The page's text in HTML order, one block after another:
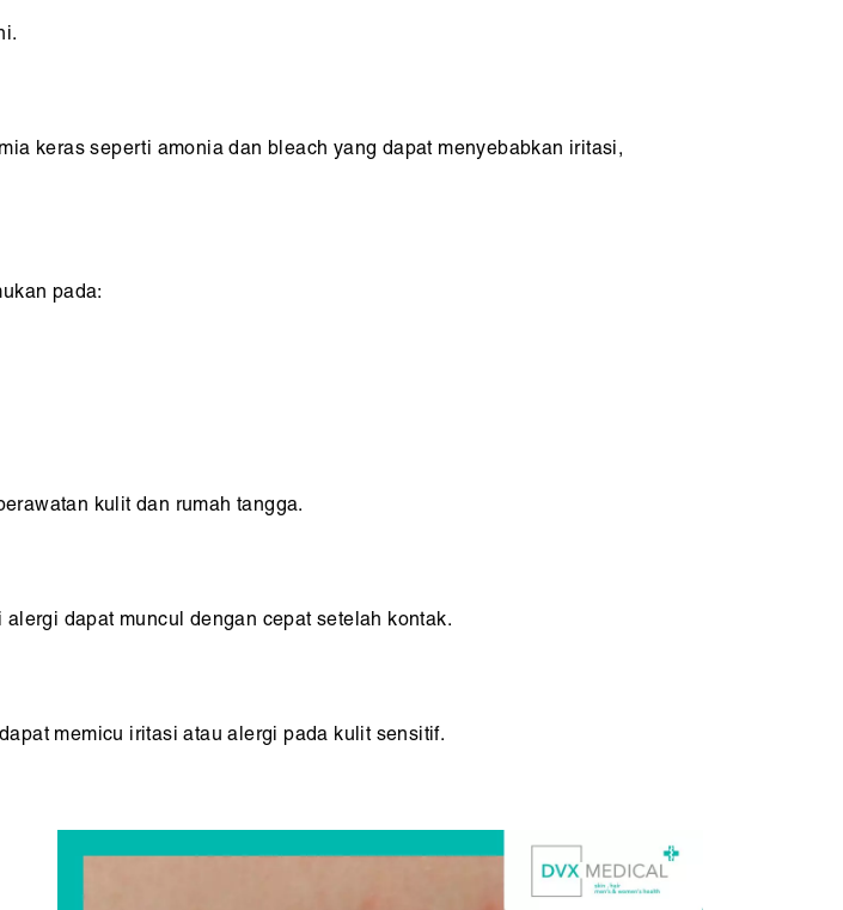
keras seperti amonia dan bleach yang dapat menyebabkan iritasi,
pada:
kulit dan rumah tangga.
dapat muncul dengan cepat setelah kontak.
memicu iritasi atau alergi pada kulit sensitif.